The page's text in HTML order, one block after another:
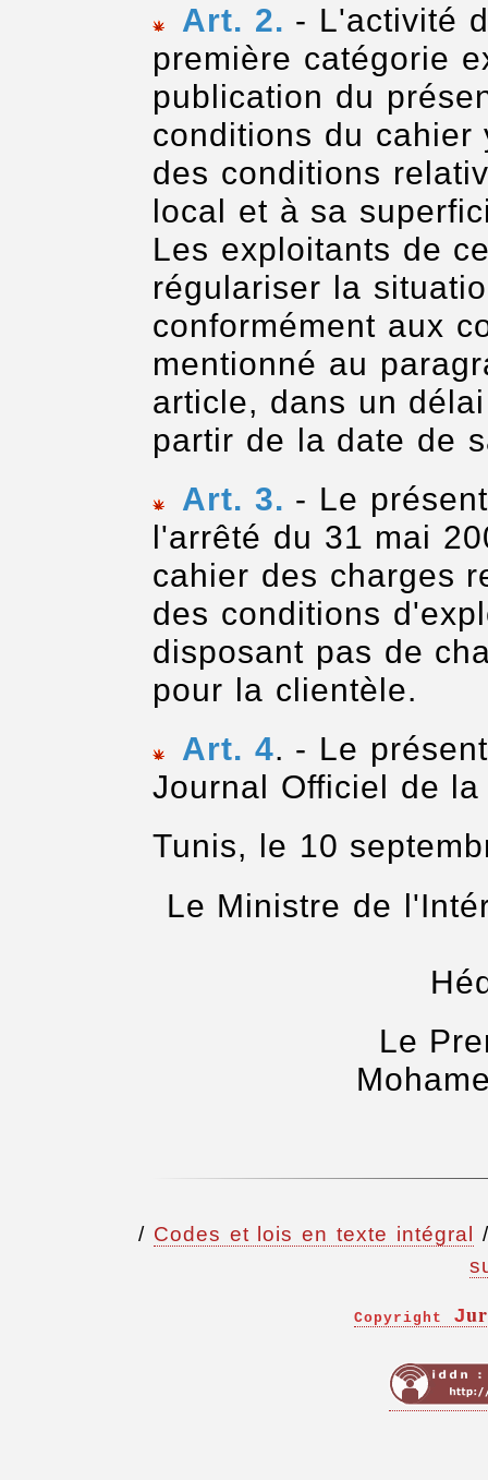
Art. 2. - L'activité
première catégorie
publication du
conditions du
des conditions
local et à sa
Les exploitants de
régulariser la
conformément aux
mentionné au
article, dans un
partir de la date de
Art. 3. - Le
l'arrêté du 31 mai
cahier des charges
des conditions
disposant pas de
pour la clientèle.
Art. 4. - Le
Journal Officiel de
Tunis, le 10
Le Ministre de
Le
/ Codes et lois en texte intégral
Copyright J